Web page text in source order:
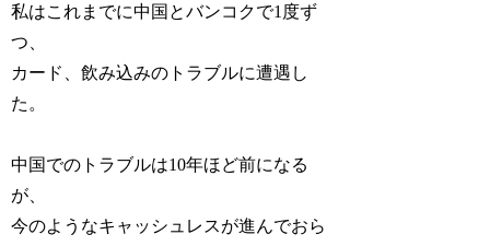
私はこれまでに中国とバンコクで1度ず
つ、
カード、飲み込みのトラブルに遭遇し
た。
中国でのトラブルは10年ほど前になる
が、
今のようなキャッシュレスが進んでおら